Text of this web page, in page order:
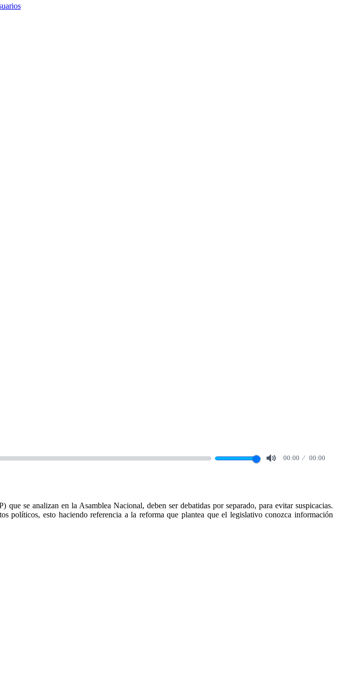
00:00 00:00
se analizan en la Asamblea Nacional, deben ser debatidas por separado, para evitar suspicacias.
políticos, esto haciendo referencia a la reforma que plantea que el legislativo conozca información